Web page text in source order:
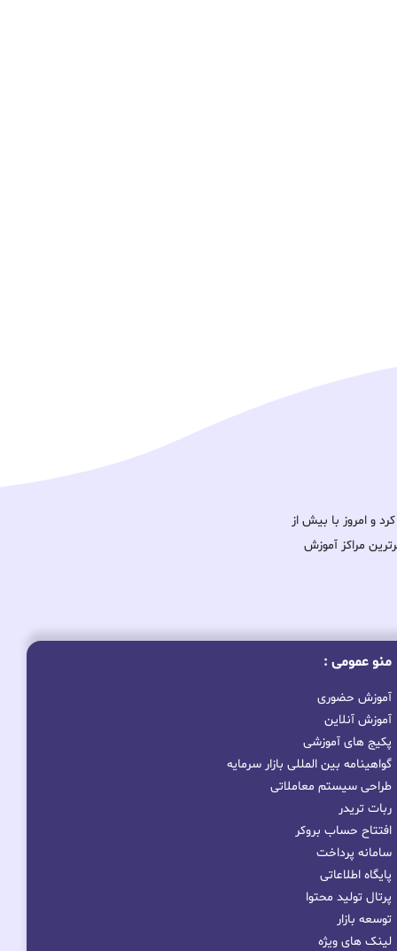
را آغاز کرد و امروز با بیش از
مراکز آموزش
منو عمومی :
آموزش حضوری
آموزش آنلاین
پکیج های آموزشی
گواهینامه بین المللی بازار سرمایه
طراحی سیستم معاملاتی
ربات تریدر
افتتاح حساب بروکر
سامانه پرداخت
پایگاه اطلاعاتی
پرتال تولید محتوا
توسعه بازار
لینک های ویژه